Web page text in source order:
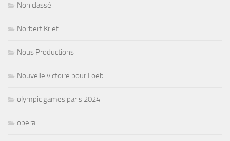
Non classé
Norbert Krief
Nous Productions
Nouvelle victoire pour Loeb
olympic games paris 2024
opera